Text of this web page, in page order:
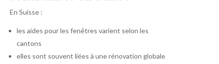
En Suisse :
les aides pour les fenêtres varient selon les
cantons
elles sont souvent liées à une rénovation globale